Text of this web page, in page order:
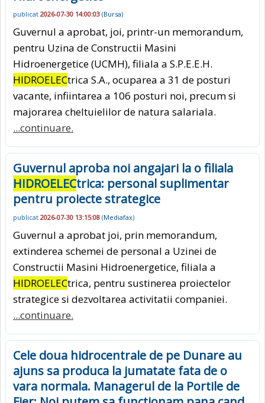
publicat 2026-07-30 14:00:03 (Bursa)
Guvernul a aprobat, joi, printr-un memorandum,
pentru Uzina de Constructii Masini
Hidroenergetice (UCMH), filiala a S.P.E.E.H.
HIDROELECtrica S.A., ocuparea a 31 de posturi
vacante, infiintarea a 106 posturi noi, precum si
majorarea cheltuielilor de natura salariala.
...continuare.
Guvernul aproba noi angajari la o filiala
HIDROELECtrica: personal suplimentar
pentru proiecte strategice
publicat 2026-07-30 13:15:08 (Mediafax)
Guvernul a aprobat joi, prin memorandum,
extinderea schemei de personal a Uzinei de
Constructii Masini Hidroenergetice, filiala a
HIDROELECtrica, pentru sustinerea proiectelor
strategice si dezvoltarea activitatii companiei.
...continuare.
Cele doua hidrocentrale de pe Dunare au
ajuns sa produca la jumatate fata de o
vara normala. Managerul de la Portile de